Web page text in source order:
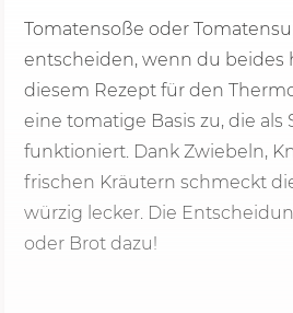
Tomatensoße oder
entscheiden, wenn du beides
diesem Rezept für den
eine tomatige Basis zu, die als
funktioniert. Dank Zwiebeln,
frischen Kräutern schmeckt
würzig lecker. Die
oder Brot dazu!